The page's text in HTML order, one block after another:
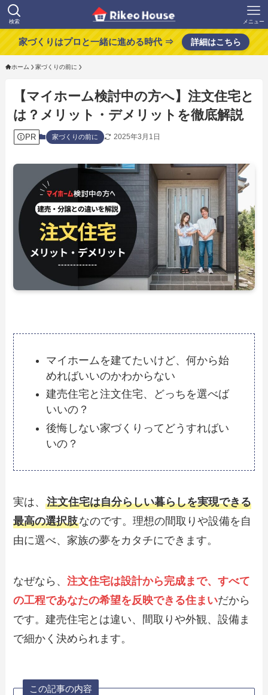
検索 メニュー
家づくりはプロと一緒に進める時代 ⇒ 詳細はこちら
ホーム 家づくりの前に
【マイホーム検討中の方へ】注文住宅と
は？メリット・デメリットを徹底解説
PR 家づくりの前に 2025年3月1日
マイホームを建てたいけど、何から始
めればいいのかわからない
建売住宅と注文住宅、どっちを選べば
いいの？
後悔しない家づくりってどうすればい
いの？
実は、注文住宅は自分らしい暮らしを実現できる
最高の選択肢なのです。理想の間取りや設備を自
由に選べ、家族の夢をカタチにできます。
なぜなら、注文住宅は設計から完成まで、すべて
の工程であなたの希望を反映できる住まいだから
です。建売住宅とは違い、間取りや外観、設備ま
で細かく決められます。
この記事の内容